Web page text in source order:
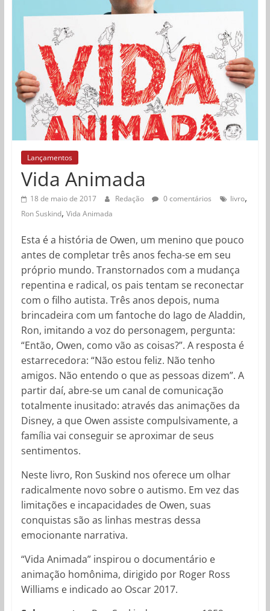
Lançamentos
Vida Animada
18 de maio de 2017 Redação 0 comentários livro,
Ron Suskind, Vida Animada
Esta é a história de Owen, um menino que pouco
antes de completar três anos fecha-se em seu
próprio mundo. Transtornados com a mudança
repentina e radical, os pais tentam se reconectar
com o filho autista. Três anos depois, numa
brincadeira com um fantoche do Iago de Aladdin,
Ron, imitando a voz do personagem, pergunta:
“Então, Owen, como vão as coisas?”. A resposta é
estarrecedora: “Não estou feliz. Não tenho
amigos. Não entendo o que as pessoas dizem”. A
partir daí, abre-se um canal de comunicação
totalmente inusitado: através das animações da
Disney, a que Owen assiste compulsivamente, a
família vai conseguir se aproximar de seus
sentimentos.
Neste livro, Ron Suskind nos oferece um olhar
radicalmente novo sobre o autismo. Em vez das
limitações e incapacidades de Owen, suas
conquistas são as linhas mestras dessa
emocionante narrativa.
“Vida Animada” inspirou o documentário e
animação homônima, dirigido por Roger Ross
Williams e indicado ao Oscar 2017.